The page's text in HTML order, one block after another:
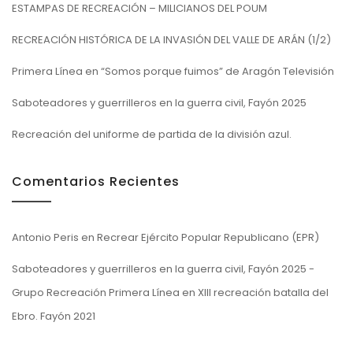
ESTAMPAS DE RECREACIÓN – MILICIANOS DEL POUM
RECREACIÓN HISTÓRICA DE LA INVASIÓN DEL VALLE DE ARÁN (1/2)
Primera Línea en “Somos porque fuimos” de Aragón Televisión
Saboteadores y guerrilleros en la guerra civil, Fayón 2025
Recreación del uniforme de partida de la división azul.
Comentarios Recientes
Antonio Peris en Recrear Ejército Popular Republicano (EPR)
Saboteadores y guerrilleros en la guerra civil, Fayón 2025 -
Grupo Recreación Primera Línea en XIII recreación batalla del
Ebro. Fayón 2021